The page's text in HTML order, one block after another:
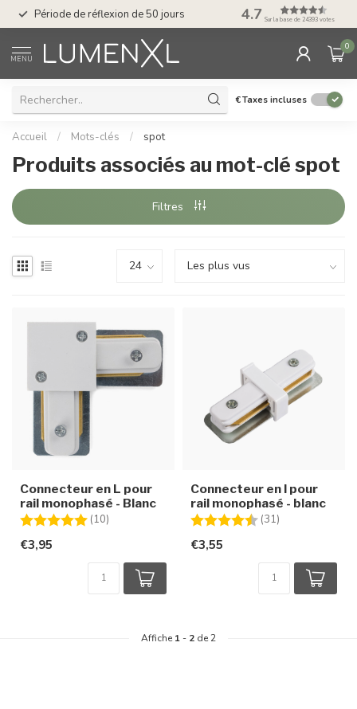
Période de réflexion de 50 jours Service : du lundi
17.00
4.7 Sur la base de 24393 votes
MENU
0
€Taxes incluses
Accueil / Mots-clés / spot
Produits associés au mot-clé spot
Filtres
Connecteur en L pour
rail monophasé - Blanc
Note:
(10)
€3,95
Connecteur en I pour
rail monophasé - blanc
Note:
(31)
€3,55
Affiche 1 - 2 de 2